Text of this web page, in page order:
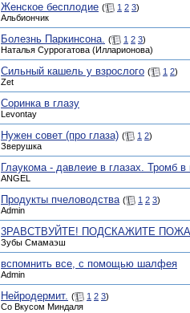
Женское бесплодие ( 1 2 3)
Альбиончик
Болезнь Паркинсона. ( 1 2 3)
Наталья Суррогатова (Илларионова)
Сильный кашель у взрослого ( 1 2)
Zet
Соринка в глазу
Levontay
Нужен совет (про глаза) ( 1 2)
Зверушка
Глаукома - давлеие в глазах. Тромб в
ANGEL
Продукты пчеловодства ( 1 2 3)
Admin
3РАВСТВУЙТЕ! ПОДСКАЖИТЕ
Зубы Смамаэш
вспомнить все, с помощью шалфея
Admin
Нейродермит. ( 1 2 3)
Со Вкусом Миндаля